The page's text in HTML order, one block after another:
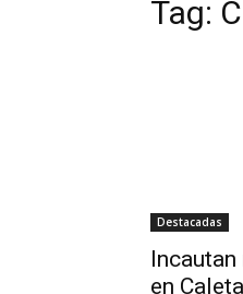
Tag:
Destacadas
en